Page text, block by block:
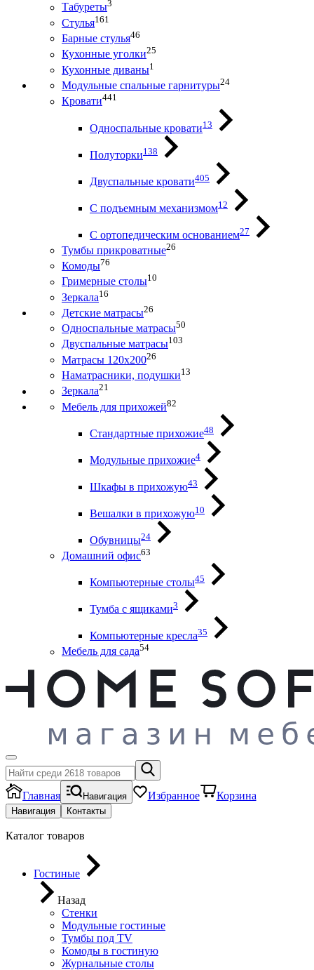
Табуреты3
Стулья161
Барные стулья46
Кухонные уголки25
Кухонные диваны1
Модульные спальные гарнитуры24
Кровати441
Односпальные кровати13
Полуторки138
Двуспальные кровати405
С подъемным механизмом12
С ортопедическим основанием27
Тумбы прикроватные26
Комоды76
Гримерные столы10
Зеркала16
Детские матрасы26
Односпальные матрасы50
Двуспальные матрасы103
Матрасы 120х20026
Наматрасники, подушки13
Зеркала21
Мебель для прихожей82
Стандартные прихожие48
Модульные прихожие4
Шкафы в прихожую43
Вешалки в прихожую10
Обувницы24
Домашний офис63
Компьютерные столы45
Тумба с ящиками3
Компьютерные кресла35
Мебель для сада54
Главная Навигация Избранное Корзина
Навигация Контакты
Каталог товаров
Гостиные
Назад
Стенки
Модульные гостиные
Тумбы под ТV
Комоды в гостиную
Журнальные столы